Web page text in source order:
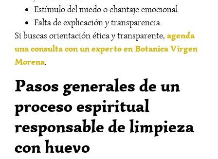
Estímulo del miedo o chantaje emocional.
Falta de explicación y transparencia.
Si buscas orientación ética y transparente, agenda
una consulta con un experto en Botanica Virgen
Morena.
Pasos generales de un
proceso espiritual
responsable de limpieza
con huevo